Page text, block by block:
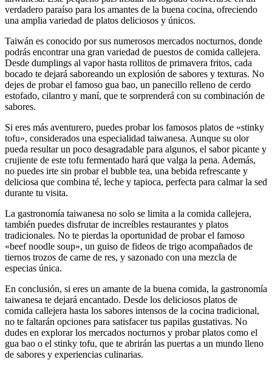
verdadero paraíso para los amantes de la buena cocina, ofreciendo
una amplia variedad de platos deliciosos y únicos.
Taiwán es conocido por sus numerosos mercados nocturnos, donde
podrás encontrar una gran variedad de puestos de comida callejera.
Desde dumplings al vapor hasta rollitos de primavera fritos, cada
bocado te dejará saboreando un explosión de sabores y texturas. No
dejes de probar el famoso gua bao, un panecillo relleno de cerdo
estofado, cilantro y maní, que te sorprenderá con su combinación de
sabores.
Si eres más aventurero, puedes probar los famosos platos de «stinky
tofu», considerados una especialidad taiwanesa. Aunque su olor
pueda resultar un poco desagradable para algunos, el sabor picante y
crujiente de este tofu fermentado hará que valga la pena. Además,
no puedes irte sin probar el bubble tea, una bebida refrescante y
deliciosa que combina té, leche y tapioca, perfecta para calmar la sed
durante tu visita.
La gastronomía taiwanesa no solo se limita a la comida callejera,
también puedes disfrutar de increíbles restaurantes y platos
tradicionales. No te pierdas la oportunidad de probar el famoso
«beef noodle soup», un guiso de fideos de trigo acompañados de
tiernos trozos de carne de res, y sazonado con una mezcla de
especias única.
En conclusión, si eres un amante de la buena comida, la gastronomía
taiwanesa te dejará encantado. Desde los deliciosos platos de
comida callejera hasta los sabores intensos de la cocina tradicional,
no te faltarán opciones para satisfacer tus papilas gustativas. No
dudes en explorar los mercados nocturnos y probar platos como el
gua bao o el stinky tofu, que te abrirán las puertas a un mundo lleno
de sabores y experiencias culinarias.